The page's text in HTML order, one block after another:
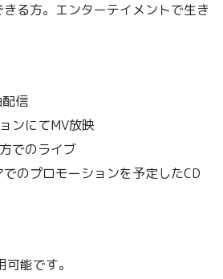
る方。エンターテイメントで生き
信
ンにてMV放映
でのライブ
のプロモーションを予定したCD
能です。